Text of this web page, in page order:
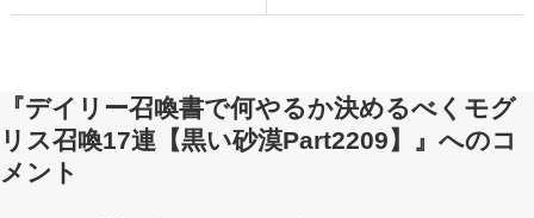
『デイリー召喚書で何やるか決めるべくモグ
リス召喚17連【黒い砂漠Part2209】』へのコ
メント